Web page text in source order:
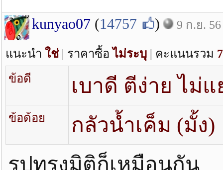
kunyao07 (14757 ) 9 ก.ย. 56
แนะนำ ใช่| ราคาซื้อไม่ระบุ | คะแนนรวม 7
ข้อดี
เบาดี ตีง่าย ไม่
ข้อด้อย
กลัวน้ำเค็ม (มั้ง)
รูปทรงมิติก็เหมือนกัน